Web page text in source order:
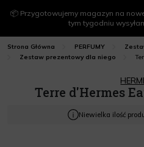
📦 Przygotowujemy magazyn na
tym tygodniu
Strona Główna PERFUMY
Zestaw prezentowy dla niego
Terre d'Hermes
Niewielka ilość